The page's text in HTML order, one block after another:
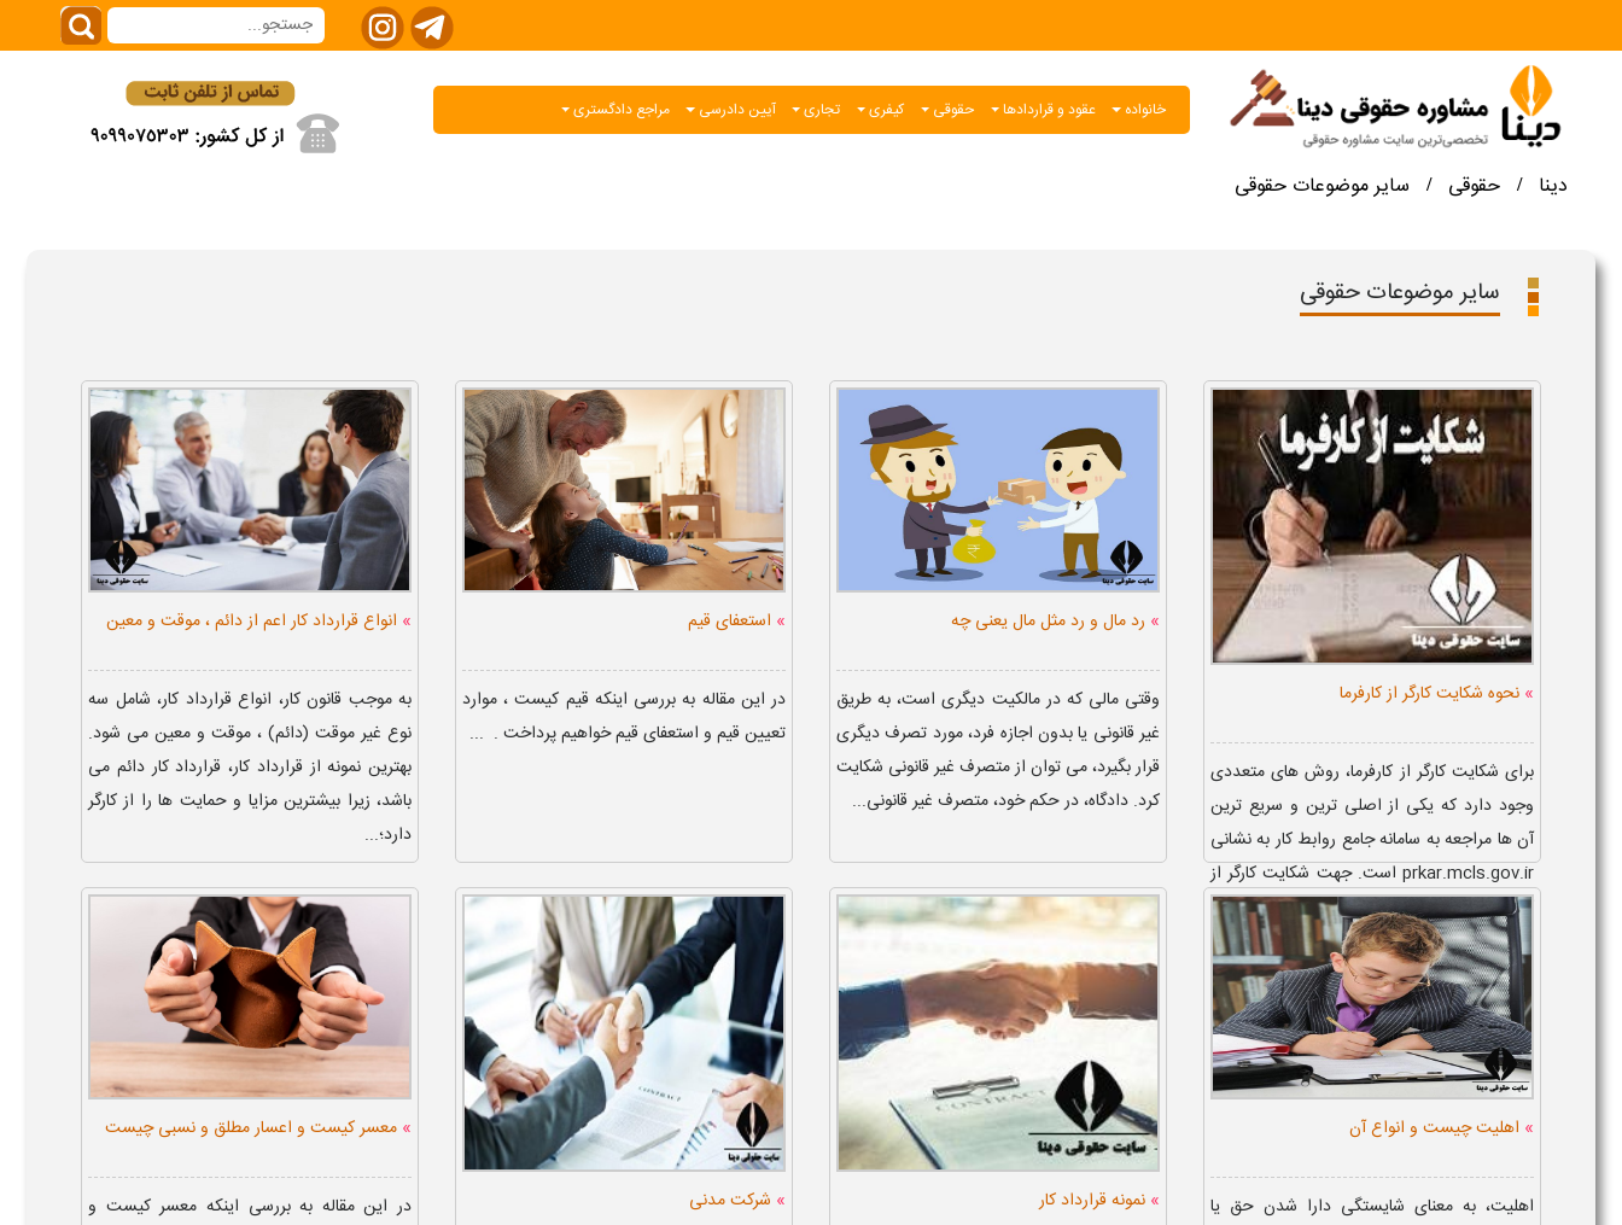
خانواده عقود و قراردادها حقوقی کیفری تجاری آیین دادرسی مراجع دادگستری
دینا / حقوقی / سایر موضوعات حقوقی
سایر موضوعات حقوقی
» نحوه شکایت کارگر از کارفرما
برای شکایت کارگر از کارفرما، روش های متعددی
وجود دارد که یکی از اصلی ترین و سریع ترین
آن ها مراجعه به سامانه جامع روابط کار به نشانی
prkar.mcls.gov.ir است. جهت شکایت کارگر از
کارفرما در...
» رد مال و رد مثل مال یعنی چه
وقتی مالی که در مالکیت دیگری است، به طریق
غیر قانونی یا بدون اجازه فرد، مورد تصرف دیگری
قرار بگیرد، می توان از متصرف غیر قانونی شکایت
کرد. دادگاه، در حکم خود، متصرف غیر قانونی...
» استعفای قیم
در این مقاله به بررسی اینکه قیم کیست ، موارد
تعیین قیم و استعفای قیم خواهیم پرداخت . ...
» انواع قرارداد کار اعم از دائم ، موقت و معین
به موجب قانون کار، انواع قرارداد کار، شامل سه
نوع غیر موقت (دائم) ، موقت و معین می شود.
بهترین نمونه از قرارداد کار، قرارداد کار دائم می
باشد، زیرا بیشترین مزایا و حمایت ها را از کارگر
دارد؛...
» اهلیت چیست و انواع آن
اهلیت، به معنای شایستگی دارا شدن حق یا
» نمونه قرارداد کار » شرکت مدنی
» معسر کیست و اعسار مطلق و نسبی چیست
در این مقاله به بررسی اینکه معسر کیست و